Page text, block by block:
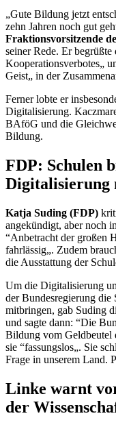
„Gute Bildung jetzt
zehn Jahren noch gut
Fraktionsvorsitzende
seiner Rede. Er
Kooperationsverbotes„
Geist„ in der
Ferner lobte er
Digitalisierung.
BAföG und die
Bildung.
FDP: Schulen
Digitalisierung
Katja Suding (FDP)
angekündigt, aber noch
“Anbetracht der großen
fahrlässig„. Zudem
die Ausstattung der
Um die Digitalisierung
der Bundesregierung die
mitbringen, gab Suding
und sagte dann: “Die
Bildung vom Geldbeutel
sie “fassungslos„. Sie
Frage in unserem Land.
Linke warnt
der